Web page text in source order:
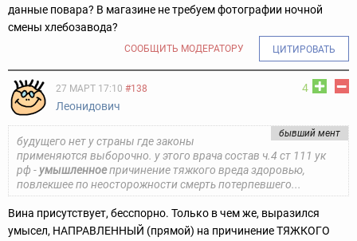
данные повара? В магазине не требуем фотографии ночной
смены хлебозавода?
СООБЩИТЬ МОДЕРАТОРУ ЦИТИРОВАТЬ
4
27 МАРТ 17:10 #138
Леонидович
бывший мент
будущего нет у страны где законы
применяются выборочно. у этого врача состав ч.4 ст 111 ук
рф - умышленноепричинение тяжкого вреда здоровью,
повлекшее по неосторожности смерть потерпевшего...
Вина присутствует, бесспорно. Только в чем же, выразился
умысел, НАПРАВЛЕННЫЙ (прямой) на причинение ТЯЖКОГО